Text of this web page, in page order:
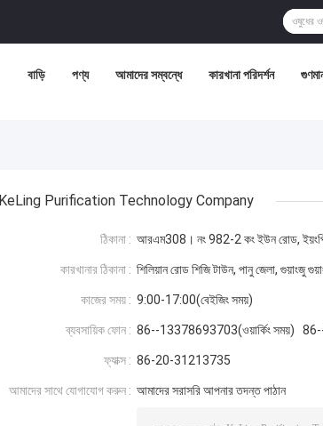
বাড়ি পণ্য আমাদের সম্বন্ধে কারখানা পরিদর্শন
KeLing Purification Technology Company
ঠিকানা : আরএম308। নং 982-2 কং ইউন রোড,
কারখানার ঠিকানা : শিলিয়ান রোড শিজি টাউন, পানু জেলা, গুয়াংজু
কাজের সময় : 9:00-17:00(বেইজিং সময়)
ব্যবসায়িক ফোন : 86--13378693703(ওয়ার্কিং সময়)
ফ্যাক্স : 86-20-31213735
আমাদের সাথে যোগাযোগ করুন : আমাদের সরাসরি আপনার তদন্ত পাঠান